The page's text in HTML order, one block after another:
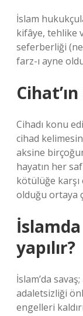
İslam
kifâye, tehlike
seferberliği
farz-ı ayne
Cihadı konu
cihad
aksine
hayatın her
kötülüğe karşı
olduğu ortaya
yapılır?
İslam’da
adaletsizliği
engelleri